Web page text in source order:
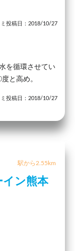
ミ投稿日：2018/10/27
を循環させてい
と高め。
ミ投稿日：2018/10/27
駅から2.55km
イン熊本